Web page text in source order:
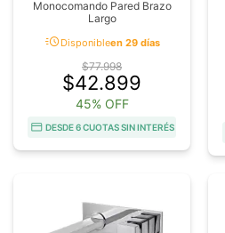
Monocomando Pared Brazo
Largo
acuteDisponibleen 29 días
$77.998
$42.899
45% OFF
DESDE 6 CUOTAS SIN INTERÉS